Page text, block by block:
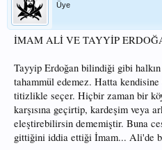
Üye
İMAM ALİ VE TAYYİP
Tayyip Erdoğan bilindiği gibi
tahammül edemez. Hatta
titizlikle seçer. Hiçbir zaman bir
karşısına geçirtip, kardeşim veya
eleştirebilirsin dememiştir. Buna
gittiğini iddia ettiği İmam... Ali'de